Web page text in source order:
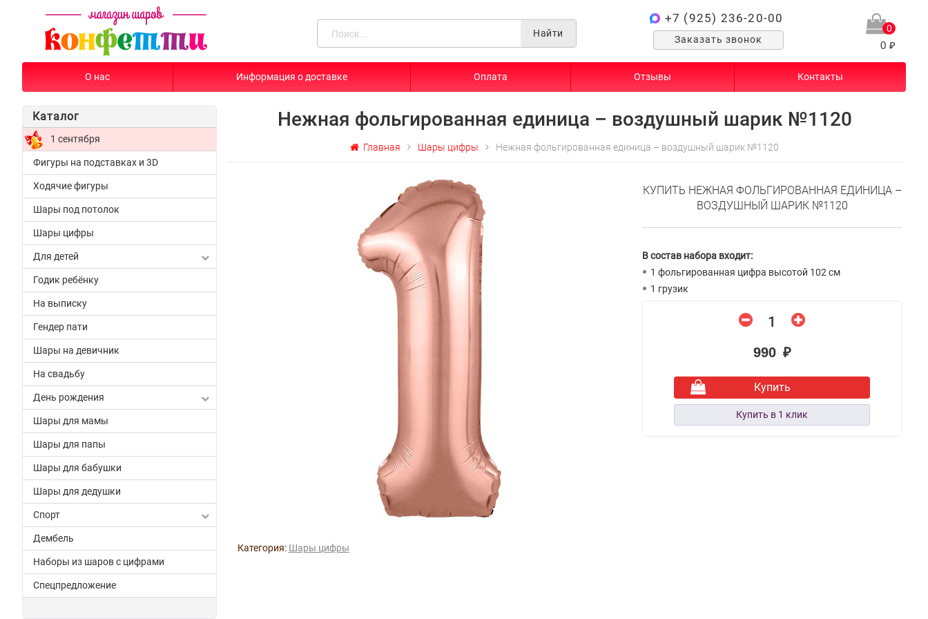
Найти
+7 (925) 236-20-00
Заказать звонок
0
0 ₽
О нас Информация о доставке Оплата Отзывы Контакты
Каталог
1 сентября
Фигуры на подставках и 3D
Ходячие фигуры
Шары под потолок
Шары цифры
Для детей
Годик ребёнку
На выписку
Гендер пати
Шары на девичник
На свадьбу
День рождения
Шары для мамы
Шары для папы
Шары для бабушки
Шары для дедушки
Спорт
Дембель
Наборы из шаров с цифрами
Спецпредложение
Нежная фольгированная единица – воздушный шарик №1120
Главная Шары цифры Нежная фольгированная единица – воздушный шарик №1120
Категория: Шары цифры
КУПИТЬ НЕЖНАЯ ФОЛЬГИРОВАННАЯ ЕДИНИЦА –
ВОЗДУШНЫЙ ШАРИК №1120
В состав набора входит:
1 фольгированная цифра высотой 102 см
1 грузик
990 ₽
Купить